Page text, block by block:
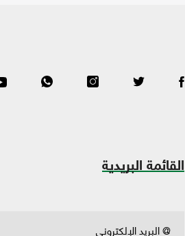
القائمة البريدية